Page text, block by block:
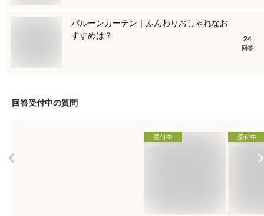
バルーンカーテン｜ふんわりおしゃれなお
すすめは？
24
回答
回答受付中の質問
受付中 受付中